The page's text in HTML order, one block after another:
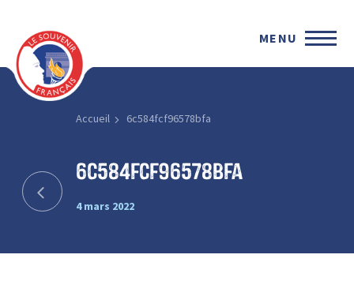
MENU
Accueil 6c584fcf96578bfa
6c584fcf96578bfa
4 mars 2022